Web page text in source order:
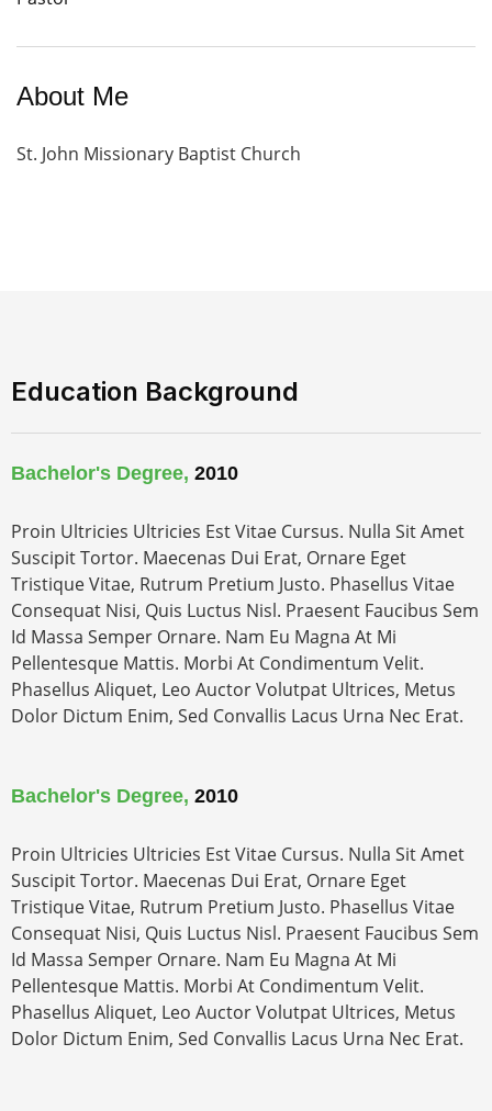
About Me
St. John Missionary Baptist Church
Education Background
Bachelor's Degree, 2010
Proin Ultricies Ultricies Est Vitae Cursus. Nulla Sit Amet
Suscipit Tortor. Maecenas Dui Erat, Ornare Eget
Tristique Vitae, Rutrum Pretium Justo. Phasellus Vitae
Consequat Nisi, Quis Luctus Nisl. Praesent Faucibus Sem
Id Massa Semper Ornare. Nam Eu Magna At Mi
Pellentesque Mattis. Morbi At Condimentum Velit.
Phasellus Aliquet, Leo Auctor Volutpat Ultrices, Metus
Dolor Dictum Enim, Sed Convallis Lacus Urna Nec Erat.
Bachelor's Degree, 2010
Proin Ultricies Ultricies Est Vitae Cursus. Nulla Sit Amet
Suscipit Tortor. Maecenas Dui Erat, Ornare Eget
Tristique Vitae, Rutrum Pretium Justo. Phasellus Vitae
Consequat Nisi, Quis Luctus Nisl. Praesent Faucibus Sem
Id Massa Semper Ornare. Nam Eu Magna At Mi
Pellentesque Mattis. Morbi At Condimentum Velit.
Phasellus Aliquet, Leo Auctor Volutpat Ultrices, Metus
Dolor Dictum Enim, Sed Convallis Lacus Urna Nec Erat.